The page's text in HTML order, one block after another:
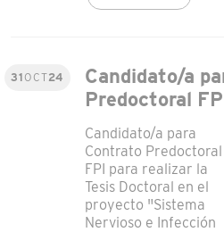
31 OCT24
Candidato/a
Predoctoral
Candidato/a para
Contrato Predoctoral
FPI para realizar la
Tesis Doctoral en el
proyecto "Sistema
Nervioso e Infección